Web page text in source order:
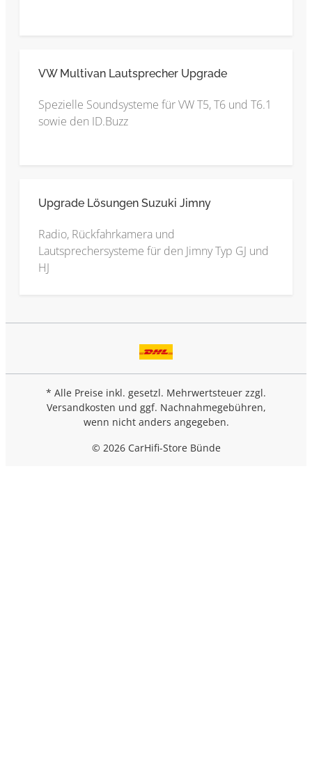
VW Multivan Lautsprecher Upgrade
Spezielle Soundsysteme für VW T5, T6 und T6.1
sowie den ID.Buzz
Upgrade Lösungen Suzuki Jimny
Radio, Rückfahrkamera und
Lautsprechersysteme für den Jimny Typ GJ und
HJ
* Alle Preise inkl. gesetzl. Mehrwertsteuer zzgl.
Versandkosten und ggf. Nachnahmegebühren,
wenn nicht anders angegeben.
© 2026 CarHifi-Store Bünde